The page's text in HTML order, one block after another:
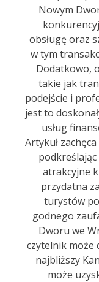
Nowym
obsługę oraz
w tym
Dodatkowo,
takie jak
podejście i
jest to
usług
Artykuł
atrakcyjne
przydatna
turystów
godnego
Dworu we
czytelnik może
najbliższy
może